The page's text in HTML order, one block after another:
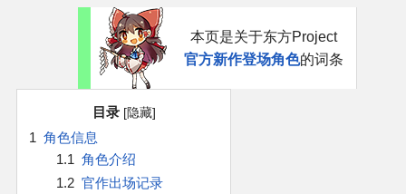
航
索
本页是关于东方Project
官方新作登场角色的词条
目录
1 角色信息
1.1 角色介绍
1.2 官作出场记录
沙盒（建议使用）
加入我们